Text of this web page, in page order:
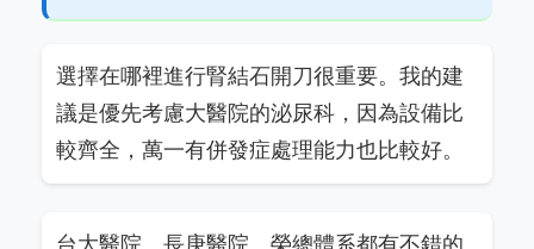
選擇在哪裡進行腎結石開刀很重要。我的建
議是優先考慮大醫院的泌尿科，因為設備比
較齊全，萬一有併發症處理能力也比較好。